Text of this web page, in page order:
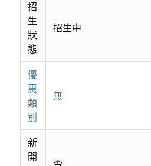
招
生
狀
態
招生中
優
惠
類
別
無
新
開
否